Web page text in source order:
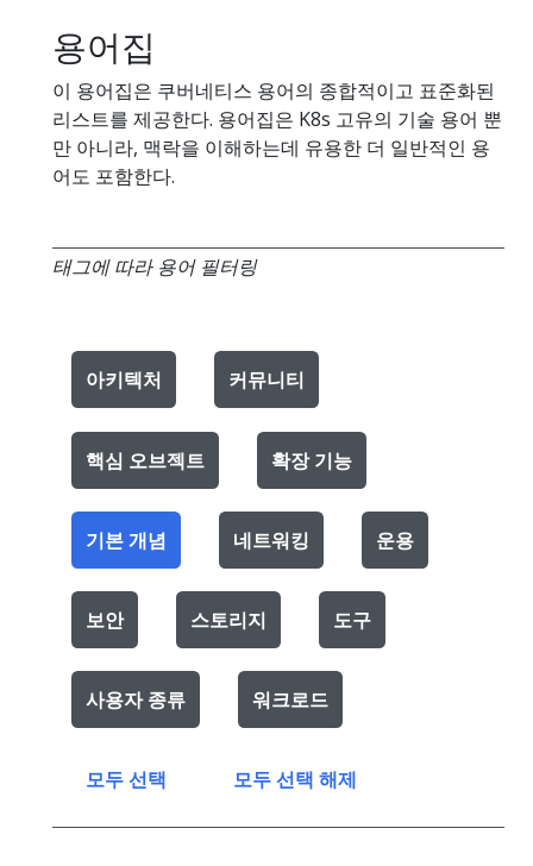
용어집
이 용어집은 쿠버네티스 용어의 종합적이고 표준화된
리스트를 제공한다. 용어집은 K8s 고유의 기술 용어 뿐
만 아니라, 맥락을 이해하는데 유용한 더 일반적인 용
어도 포함한다.
태그에 따라 용어 필터링
아키텍처 커뮤니티
핵심 오브젝트 확장 기능
기본 개념 네트워킹 운용
보안 스토리지 도구
사용자 종류 워크로드
모두 선택 모두 선택 해제